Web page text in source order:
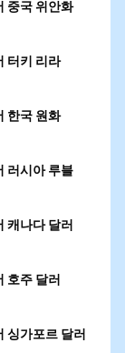
중국 위안화
터키 리라
한국 원화
러시아 루블
나다 달러
주 달러
가포르 달러